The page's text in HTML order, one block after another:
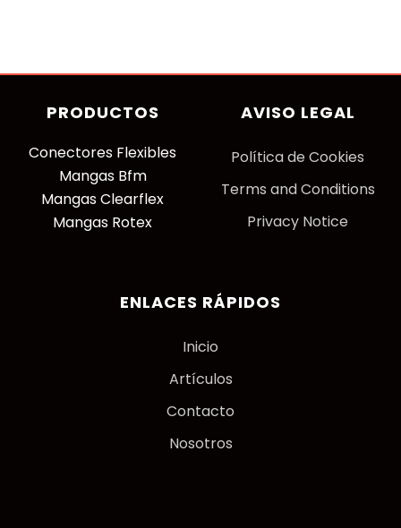
PRODUCTOS
Conectores Flexibles
Mangas Bfm
Mangas Clearflex
Mangas Rotex
AVISO LEGAL
Política de Cookies
Terms and Conditions
Privacy Notice
ENLACES RÁPIDOS
Inicio
Artículos
Contacto
Nosotros